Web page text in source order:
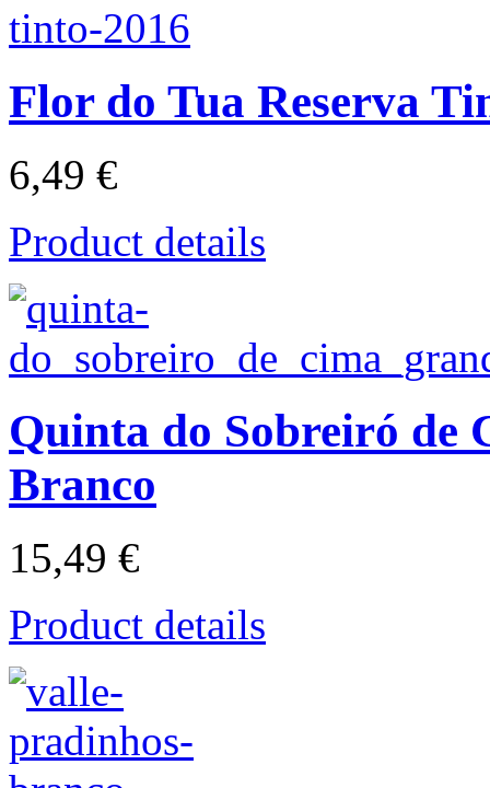
Flor do Tua Reserva
6,49 €
Product details
Quinta do Sobreiró de
Branco
15,49 €
Product details